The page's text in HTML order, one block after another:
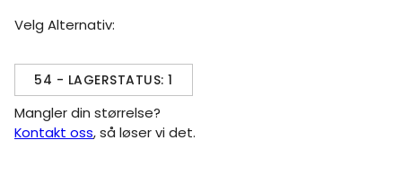
Velg Alternativ:
54 - LAGERSTATUS: 1
Mangler din størrelse?
Kontakt oss, så løser vi det.